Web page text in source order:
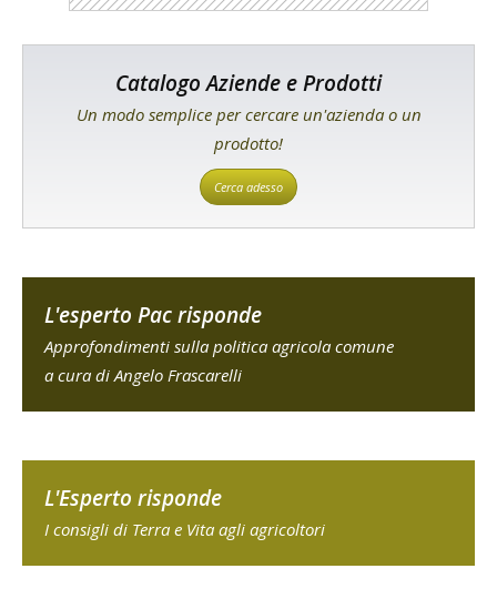
Catalogo Aziende e Prodotti
Un modo semplice per cercare un'azienda o un
prodotto!
Cerca adesso
L'esperto Pac risponde
Approfondimenti sulla politica agricola comune
a cura di Angelo Frascarelli
L'Esperto risponde
I consigli di Terra e Vita agli agricoltori